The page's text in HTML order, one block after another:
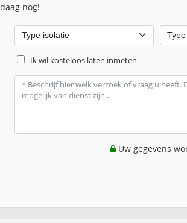
nog!
Ik wil kosteloos laten inmeten
Uw gegevens